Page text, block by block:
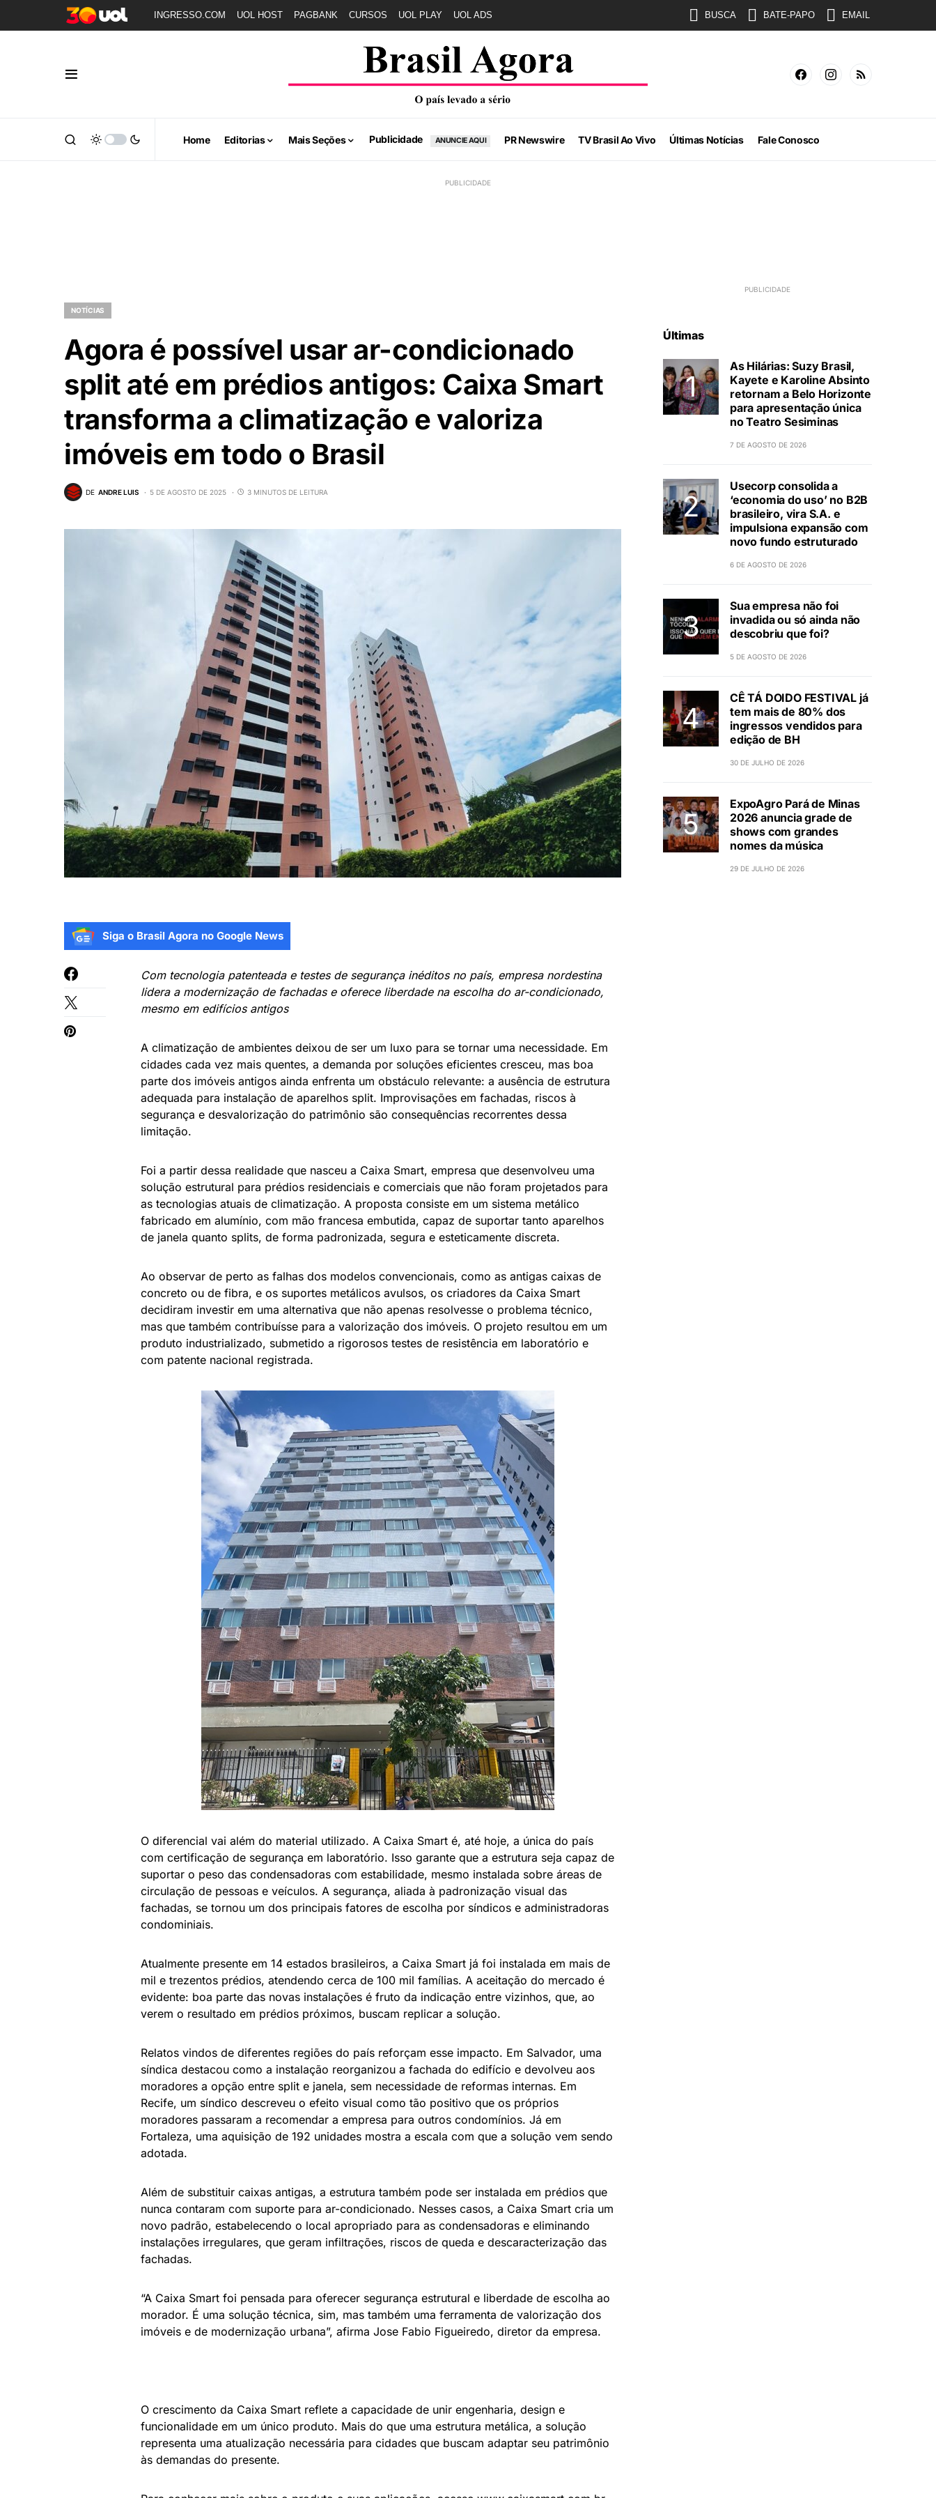
INGRESSO.COM UOL HOST PAGBANK CURSOS UOL PLAY UOL ADS BUSCA BATE-PAPO EMAIL
Home Editorias Mais Seções Publicidade ANUNCIE AQUI PR Newswire TV Brasil Ao Vivo Últimas Notícias Fale Conosco
NOTÍCIAS
Agora é possível usar ar-condicionado
split até em prédios antigos: Caixa Smart
transforma a climatização e valoriza
imóveis em todo o Brasil
DE ANDRE LUIS 5 DE AGOSTO DE 2025 3 MINUTOS DE LEITURA
Siga o Brasil Agora no Google News
Com tecnologia patenteada e testes de segurança inéditos no país, empresa nordestina
lidera a modernização de fachadas e oferece liberdade na escolha do ar-condicionado,
mesmo em edifícios antigos
A climatização de ambientes deixou de ser um luxo para se tornar uma necessidade. Em
cidades cada vez mais quentes, a demanda por soluções eficientes cresceu, mas boa
parte dos imóveis antigos ainda enfrenta um obstáculo relevante: a ausência de estrutura
adequada para instalação de aparelhos split. Improvisações em fachadas, riscos à
segurança e desvalorização do patrimônio são consequências recorrentes dessa
limitação.
Foi a partir dessa realidade que nasceu a Caixa Smart, empresa que desenvolveu uma
solução estrutural para prédios residenciais e comerciais que não foram projetados para
as tecnologias atuais de climatização. A proposta consiste em um sistema metálico
fabricado em alumínio, com mão francesa embutida, capaz de suportar tanto aparelhos
de janela quanto splits, de forma padronizada, segura e esteticamente discreta.
Ao observar de perto as falhas dos modelos convencionais, como as antigas caixas de
concreto ou de fibra, e os suportes metálicos avulsos, os criadores da Caixa Smart
decidiram investir em uma alternativa que não apenas resolvesse o problema técnico,
mas que também contribuísse para a valorização dos imóveis. O projeto resultou em um
produto industrializado, submetido a rigorosos testes de resistência em laboratório e
com patente nacional registrada.
O diferencial vai além do material utilizado. A Caixa Smart é, até hoje, a única do país
com certificação de segurança em laboratório. Isso garante que a estrutura seja capaz de
suportar o peso das condensadoras com estabilidade, mesmo instalada sobre áreas de
circulação de pessoas e veículos. A segurança, aliada à padronização visual das
fachadas, se tornou um dos principais fatores de escolha por síndicos e administradoras
condominiais.
Atualmente presente em 14 estados brasileiros, a Caixa Smart já foi instalada em mais de
mil e trezentos prédios, atendendo cerca de 100 mil famílias. A aceitação do mercado é
evidente: boa parte das novas instalações é fruto da indicação entre vizinhos, que, ao
verem o resultado em prédios próximos, buscam replicar a solução.
Relatos vindos de diferentes regiões do país reforçam esse impacto. Em Salvador, uma
síndica destacou como a instalação reorganizou a fachada do edifício e devolveu aos
moradores a opção entre split e janela, sem necessidade de reformas internas. Em
Recife, um síndico descreveu o efeito visual como tão positivo que os próprios
moradores passaram a recomendar a empresa para outros condomínios. Já em
Fortaleza, uma aquisição de 192 unidades mostra a escala com que a solução vem sendo
adotada.
Além de substituir caixas antigas, a estrutura também pode ser instalada em prédios que
nunca contaram com suporte para ar-condicionado. Nesses casos, a Caixa Smart cria um
novo padrão, estabelecendo o local apropriado para as condensadoras e eliminando
instalações irregulares, que geram infiltrações, riscos de queda e descaracterização das
fachadas.
“A Caixa Smart foi pensada para oferecer segurança estrutural e liberdade de escolha ao
morador. É uma solução técnica, sim, mas também uma ferramenta de valorização dos
imóveis e de modernização urbana”, afirma Jose Fabio Figueiredo, diretor da empresa.
O crescimento da Caixa Smart reflete a capacidade de unir engenharia, design e
funcionalidade em um único produto. Mais do que uma estrutura metálica, a solução
representa uma atualização necessária para cidades que buscam adaptar seu patrimônio
às demandas do presente.
Últimas
As Hilárias: Suzy Brasil,
Kayete e Karoline Absinto
retornam a Belo Horizonte
para apresentação única
no Teatro Sesiminas
7 DE AGOSTO DE 2026
Usecorp consolida a
‘economia do uso’ no B2B
brasileiro, vira S.A. e
impulsiona expansão com
novo fundo estruturado
6 DE AGOSTO DE 2026
Sua empresa não foi
invadida ou só ainda não
descobriu que foi?
5 DE AGOSTO DE 2026
CÊ TÁ DOIDO FESTIVAL já
tem mais de 80% dos
ingressos vendidos para
edição de BH
30 DE JULHO DE 2026
ExpoAgro Pará de Minas
2026 anuncia grade de
shows com grandes
nomes da música
29 DE JULHO DE 2026